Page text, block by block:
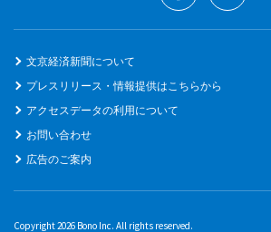
文京経済新聞について
プレスリリース・情報提供はこちらから
アクセスデータの利用について
お問い合わせ
広告のご案内
Copyright 2026 Bono Inc. All rights reserved.